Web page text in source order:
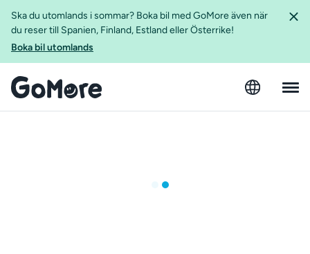
Ska du utomlands i sommar? Boka bil med GoMore även när
du reser till Spanien, Finland, Estland eller Österrike!
Boka bil utomlands